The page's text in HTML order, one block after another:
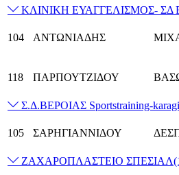
ΚΛΙΝΙΚΗ ΕΥΑΓΓΕΛΙΣΜΟΣ- ΣΔ
104 ΑΝΤΩΝΙΑΔΗΣ
118 ΠΑΡΠΟΥΤΖΙΔΟΥ
Σ.Δ.ΒΕΡΟΙΑΣ Sportstraining-
105 ΣΑΡΗΓΙΑΝΝΙΔΟΥ
ΖΑΧΑΡΟΠΛΑΣΤΕΙΟ ΣΠΕΣΙΑΛ